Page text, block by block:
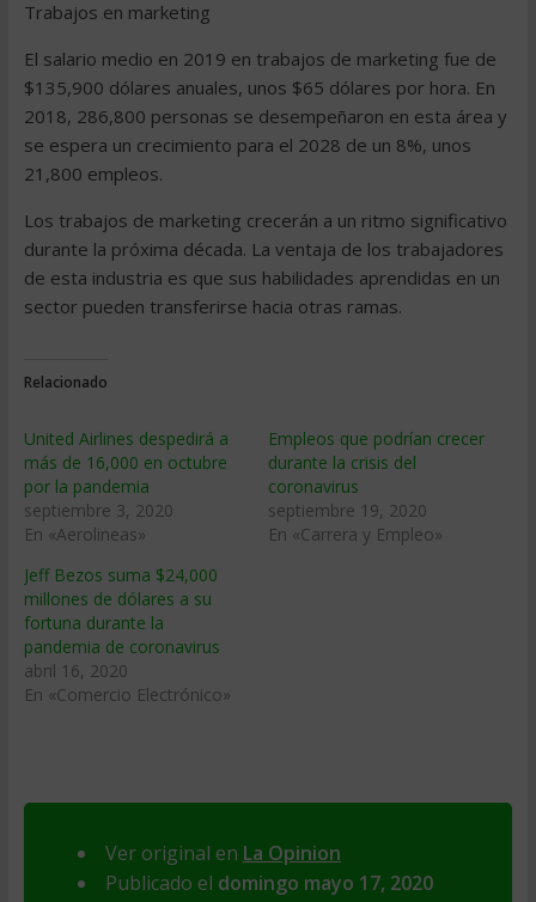
Trabajos en marketing
El salario medio en 2019 en trabajos de marketing fue de
$135,900 dólares anuales, unos $65 dólares por hora. En
2018, 286,800 personas se desempeñaron en esta área y
se espera un crecimiento para el 2028 de un 8%, unos
21,800 empleos.
Los trabajos de marketing crecerán a un ritmo significativo
durante la próxima década. La ventaja de los trabajadores
de esta industria es que sus habilidades aprendidas en un
sector pueden transferirse hacia otras ramas.
Relacionado
United Airlines despedirá a
más de 16,000 en octubre
por la pandemia
septiembre 3, 2020
En «Aerolineas»
Empleos que podrían crecer
durante la crisis del
coronavirus
septiembre 19, 2020
En «Carrera y Empleo»
Jeff Bezos suma $24,000
millones de dólares a su
fortuna durante la
pandemia de coronavirus
abril 16, 2020
En «Comercio Electrónico»
Ver original en La Opinion
Publicado el domingo mayo 17, 2020